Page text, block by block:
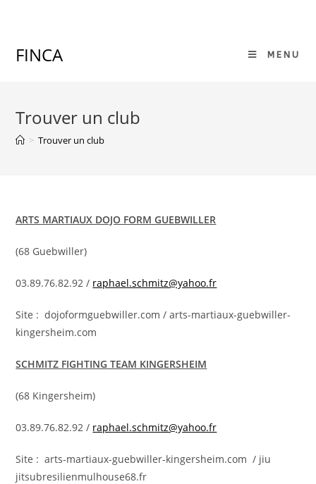
FINCA MENU
Trouver un club
> Trouver un club
ARTS MARTIAUX DOJO FORM GUEBWILLER
(68 Guebwiller)
03.89.76.82.92 / raphael.schmitz@yahoo.fr
Site : dojoformguebwiller.com / arts-martiaux-guebwiller-
kingersheim.com
SCHMITZ FIGHTING TEAM KINGERSHEIM
(68 Kingersheim)
03.89.76.82.92 / raphael.schmitz@yahoo.fr
Site : arts-martiaux-guebwiller-kingersheim.com / jiu
jitsubresilienmulhouse68.fr